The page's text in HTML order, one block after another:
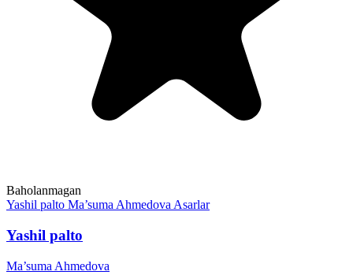
Baholanmagan
Yashil palto Ma’suma AhmedovaAsarlar
Yashil palto
Ma’suma Ahmedova